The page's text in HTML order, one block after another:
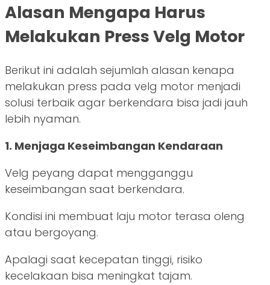
Alasan Mengapa Harus
Melakukan Press Velg Motor
Berikut ini adalah sejumlah alasan kenapa
melakukan press pada velg motor menjadi
solusi terbaik agar berkendara bisa jadi jauh
lebih nyaman.
1. Menjaga Keseimbangan Kendaraan
Velg peyang dapat mengganggu
keseimbangan saat berkendara.
Kondisi ini membuat laju motor terasa oleng
atau bergoyang.
Apalagi saat kecepatan tinggi, risiko
kecelakaan bisa meningkat tajam.